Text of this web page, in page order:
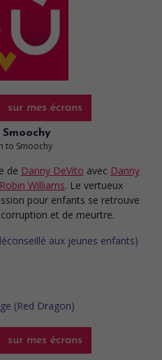
sur mes écrans
to Smoochy
de Danny DeVito avec Danny
Robin Williams. Le vertueux
pour enfants se retrouve
et de meurtre.
sur mes écrans